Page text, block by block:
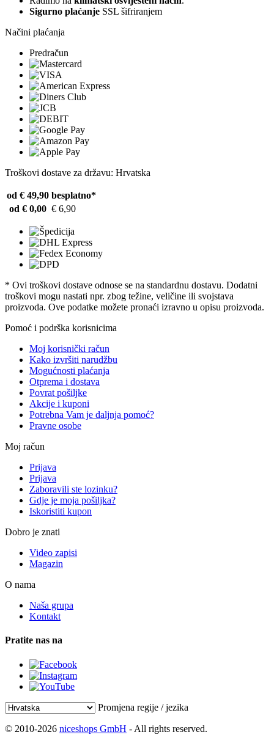
Sigurno plaćanje SSL šifriranjem
Načini plaćanja
Predračun
Troškovi dostave za državu: Hrvatska
od € 49,90 besplatno*
od € 0,00 € 6,90
* Ovi troškovi dostave odnose se na standardnu ​​dostavu. Dodatni
troškovi mogu nastati npr. zbog težine, veličine ili svojstava
proizvoda. Ove podatke možete pronaći izravno u opisu proizvoda.
Pomoć i podrška korisnicima
Moj korisnički račun
Kako izvršiti narudžbu
Mogućnosti plaćanja
Otprema i dostava
Povrat pošiljke
Akcije i kuponi
Potrebna Vam je daljnja pomoć?
Pravne osobe
Moj račun
Prijava
Prijava
Zaboravili ste lozinku?
Gdje je moja pošiljka?
Iskoristiti kupon
Dobro je znati
Video zapisi
Magazin
O nama
Naša grupa
Kontakt
Pratite nas na
Promjena regije / jezika
© 2010-2026 niceshops GmbH - All rights reserved.